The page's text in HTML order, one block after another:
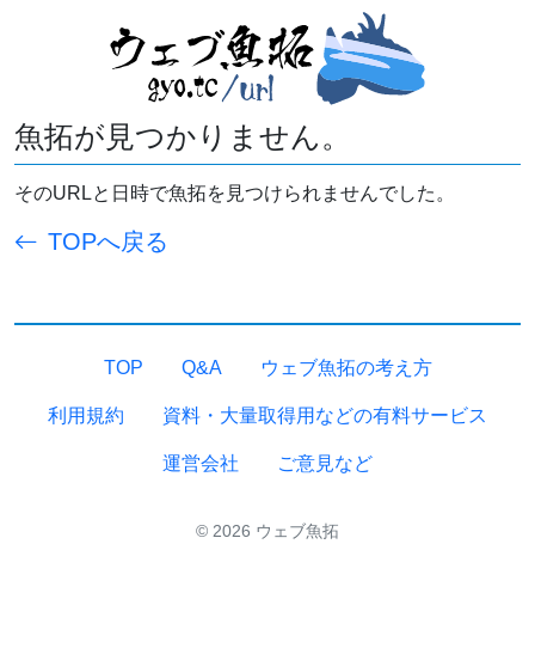
魚拓が見つかりません。
そのURLと日時で魚拓を見つけられませんでした。
TOPへ戻る
TOP Q&A ウェブ魚拓の考え方
利用規約 資料・大量取得用などの有料サービス
運営会社 ご意見など
© 2026 ウェブ魚拓